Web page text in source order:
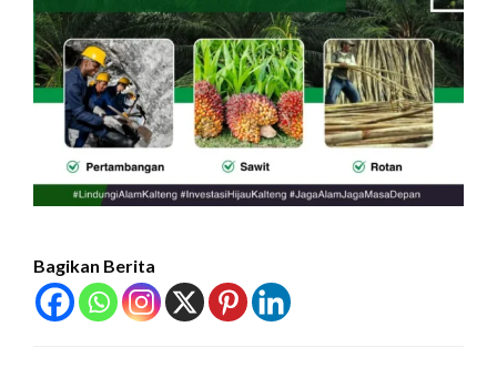
Bagikan Berita